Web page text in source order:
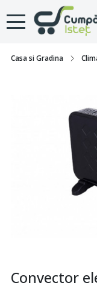
Casa si Gradina
Convector